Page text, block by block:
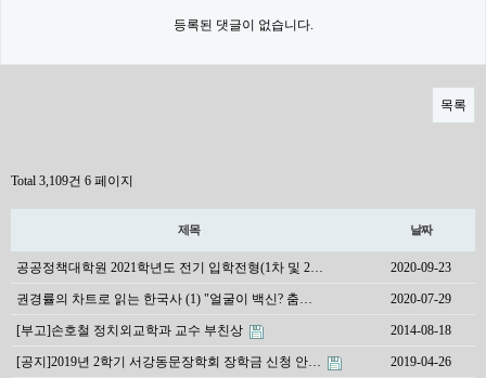
등록된 댓글이 없습니다.
목록
Total 3,109건 6 페이지
제목 날짜
공공정책대학원 2021학년도 전기 입학전형(1차 및 2… 2020-09-23
권경률의 차트로 읽는 한국사 (1) "얼굴이 백신? 춤… 2020-07-29
[부고]손호철 정치외교학과 교수 부친상 2014-08-18
[공지]2019년 2학기 서강동문장학회 장학금 신청 안… 2019-04-26